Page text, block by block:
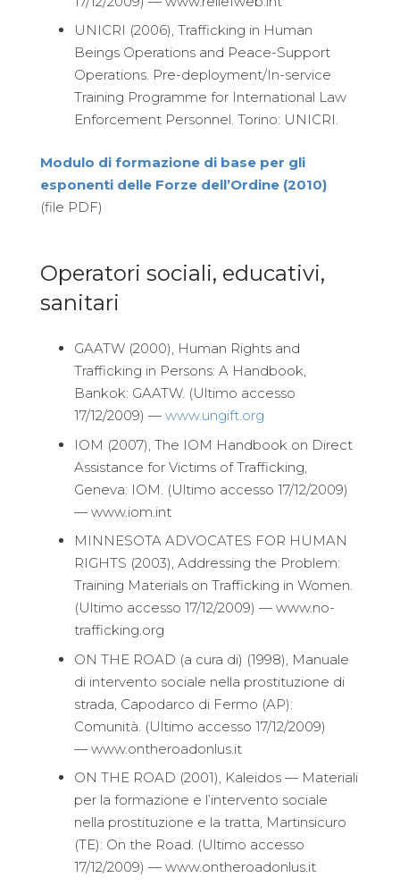
UNICRI (2006), Trafficking in Human
Beings Operations and Peace-Support
Operations. Pre-deployment/In-service
Training Programme for International Law
Enforcement Personnel. Torino: UNICRI.
Modulo di formazione di base per gli
esponenti delle Forze dell’Ordine (2010)
(file PDF)
Operatori sociali, educativi,
sanitari
GAATW (2000), Human Rights and
Trafficking in Persons: A Handbook,
Bankok: GAATW. (Ultimo accesso
17/12/2009) — www.ungift.org
IOM (2007), The IOM Handbook on Direct
Assistance for Victims of Trafficking,
Geneva: IOM. (Ultimo accesso 17/12/2009)
— www.iom.int
MINNESOTA ADVOCATES FOR HUMAN
RIGHTS (2003), Addressing the Problem:
Training Materials on Trafficking in Women.
(Ultimo accesso 17/12/2009) — www.no-
trafficking.org
ON THE ROAD (a cura di) (1998), Manuale
di intervento sociale nella prostituzione di
strada, Capodarco di Fermo (AP):
Comunità. (Ultimo accesso 17/12/2009)
— www.ontheroadonlus.it
ON THE ROAD (2001), Kaleidos — Materiali
per la formazione e l’intervento sociale
nella prostituzione e la tratta, Martinsicuro
(TE): On the Road. (Ultimo accesso
17/12/2009) — www.ontheroadonlus.it